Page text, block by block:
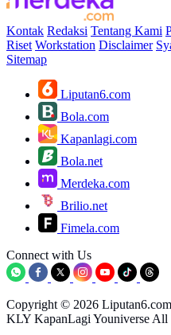
Kontak Redaksi Tentang Kami
Riset Workstation Disclaimer
Sitemap
Liputan6.com
Bola.com
Kapanlagi.com
Bola.net
Merdeka.com
Brilio.net
Fimela.com
Connect with Us
Copyright © 2026 Liputan6.com
KLY KapanLagi Youniverse All